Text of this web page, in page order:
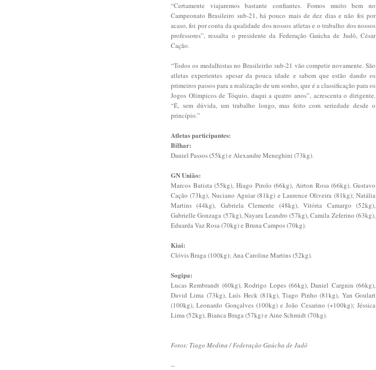
“Certamente viajaremos bastante confiantes. Fomos muito bem no
Campeonato Brasileiro sub-21, há pouco mais de dez dias e não foi por
acaso, foi por conta da qualidade dos nossos atletas e o trabalho dos nossos
professores”, ressalta o presidente da Federação Gaúcha de Judô, César
Cação.
“Todos os medalhistas no Brasileirão sub-21 vão competir novamente. São
atletas experientes apesar da pouca idade e sabem que estão dando os
primeiros passos para a realização de um sonho, que é a classificação para os
Jogos Olímpicos de Tóquio, daqui a quatro anos”, acrescenta o dirigente.
“É, sem dúvida, um trabalho longo, mas feito com seriedade desde o
princípio.”
Atletas participantes:
Bilhar:
Daniel Passos (55kg) e Alexandre Meneghini (73kg).
GN União:
Marcos Batista (55kg), Hiago Pirolo (66kg), Airton Rosa (66kg), Gustavo
Cação (73kg), Nuciano Aguiar (81kg) e Laurence Oliveira (81kg); Natália
Martins (44kg), Gabriela Clemente (48kg), Vitória Camargo (52kg),
Gabrielle Gonzaga (57kg), Nayara Leandro (57kg), Camila Zeferino (63kg),
Eduarda Vaz Rosa (70kg) e Bruna Campos (70kg).
Kiai:
Clóvis Braga (100kg); Ana Caroline Martins (52kg).
Sogipa:
Lucas Rembrandt (60kg), Rodrigo Lopes (66kg), Daniel Cargnin (66kg),
David Lima (73kg), Luís Heck (81kg), Tiago Pinho (81kg), Yan Goulart
(100kg), Leonardo Gonçalves (100kg) e João Cesarino (+100kg); Jéssica
Lima (52kg), Bianca Braga (57kg) e Aine Schmidt (70kg).
Fotos: Tiago Medina / Federação Gaúcha de Judô
--